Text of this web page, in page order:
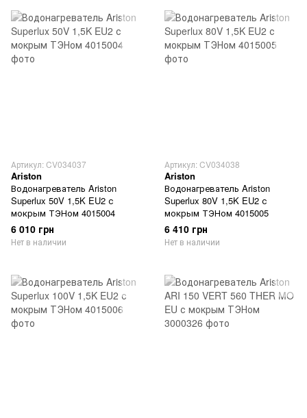
Артикул: CV034037
Ariston
Водонагреватель Ariston
Superlux 50V 1,5K EU2 с
мокрым ТЭНом 4015004
6 010 грн
Нет в наличии
Артикул: CV034038
Ariston
Водонагреватель Ariston
Superlux 80V 1,5K EU2 с
мокрым ТЭНом 4015005
6 410 грн
Нет в наличии